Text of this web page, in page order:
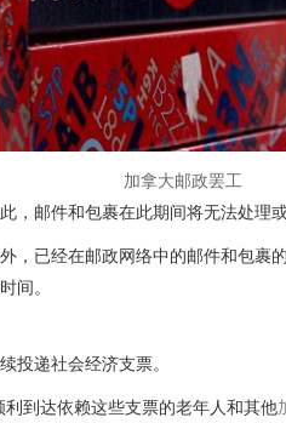
加拿大邮政罢工
，邮件和包裹在此期间将无法处理
，已经在邮政网络中的邮件和包裹
间。
投递社会经济支票。
到达依赖这些支票的老年人和其他